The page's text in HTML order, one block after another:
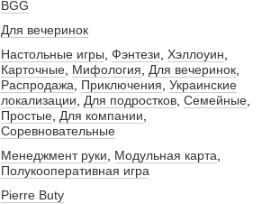
BGG
Для вечеринок
Настольные игры, Фэнтези, Хэллоуин,
Карточные, Мифология, Для вечеринок,
Распродажа, Приключения, Украинские
локализации, Для подростков, Семейные,
Простые, Для компании,
Соревновательные
Менеджмент руки, Модульная карта,
Полукооперативная игра
Pierre Buty